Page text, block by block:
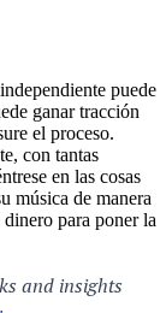
puede
ganar tracción
el proceso.
con tantas
en las cosas
música de manera
para poner la